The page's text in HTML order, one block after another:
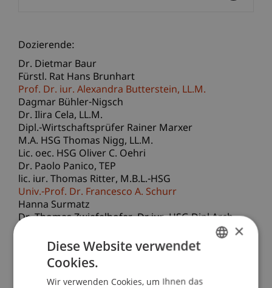
Dozierende:
Dr. Dietmar Baur
Fürstl. Rat Hans Brunhart
Prof. Dr. iur. Alexandra Butterstein LL.M.
Dagmar Bühler-Nigsch
Dr. Ilira Cela LL.M.
Dipl.-Wirtschaftsprüfer Rainer Marxer
M.A. HSG Thomas Nigg LL.M.
Lic. oec. HSG Oliver C. Oehri
Dr. Paolo Panico TEP
lic. iur. Thomas Ritter M.B.L.-HSG
Univ.-Prof. Dr. Francesco A. Schurr
Hanna Surmatz
Dr. ThomasZwiefelhoferDr.iur. HSG Dipl.Arch.
School/Professur:
Institut für Finanzdienstleistungen
×
Diese Website verwendet
Cookies.
Wir verwenden Cookies, um Ihnen das